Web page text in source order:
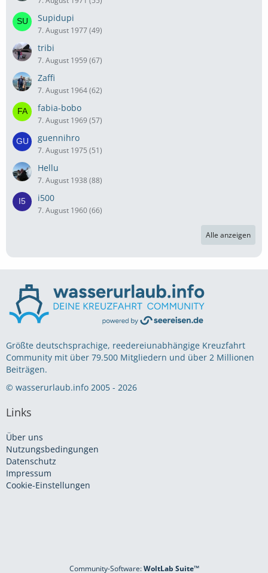
Supidupi
7. August 1977 (49)
tribi
7. August 1959 (67)
Zaffi
7. August 1964 (62)
fabia-bobo
7. August 1969 (57)
guennihro
7. August 1975 (51)
Hellu
7. August 1938 (88)
i500
7. August 1960 (66)
Alle anzeigen
Größte deutschsprachige, reedereiunabhängige Kreuzfahrt
Community mit über 79.500 Mitgliedern und über 2 Millionen
Beiträgen.
© wasserurlaub.info 2005 - 2026
Links
Über uns
Nutzungsbedingungen
Datenschutz
Impressum
Cookie-Einstellungen
Community-Software:WoltLab Suite™